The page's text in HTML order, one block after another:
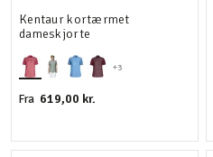
+3
Kentaur kortærmet
dameskjorte
Fra 619,00 kr.